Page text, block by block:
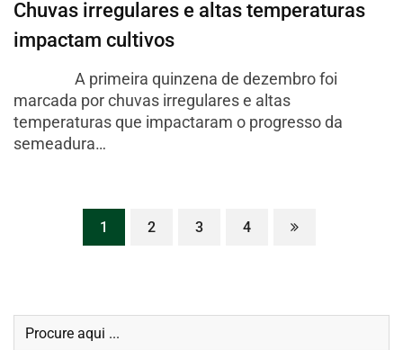
Chuvas irregulares e altas temperaturas
impactam cultivos
A primeira quinzena de dezembro foi
marcada por chuvas irregulares e altas
temperaturas que impactaram o progresso da
semeadura…
1 2 3 4